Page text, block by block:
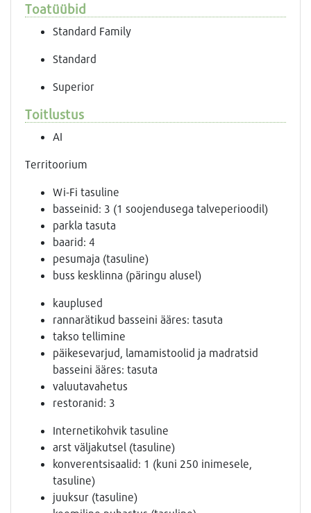
Toatüübid
Standard Family
Standard
Superior
Toitlustus
AI
Territoorium
Wi-Fi tasuline
basseinid: 3 (1 soojendusega talveperioodil)
parkla tasuta
baarid: 4
pesumaja (tasuline)
buss kesklinna (päringu alusel)
kauplused
rannarätikud basseini ääres: tasuta
takso tellimine
päikesevarjud, lamamistoolid ja madratsid
basseini ääres: tasuta
valuutavahetus
restoranid: 3
Internetikohvik tasuline
arst väljakutsel (tasuline)
konverentsisaalid: 1 (kuni 250 inimesele,
tasuline)
juuksur (tasuline)